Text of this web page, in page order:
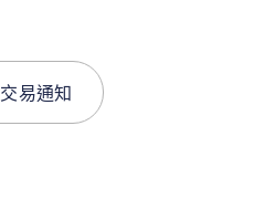
交易通知